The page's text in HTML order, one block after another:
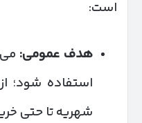
است:
هدف عمومی:
استفاده شود؛
شهریه تا حتی